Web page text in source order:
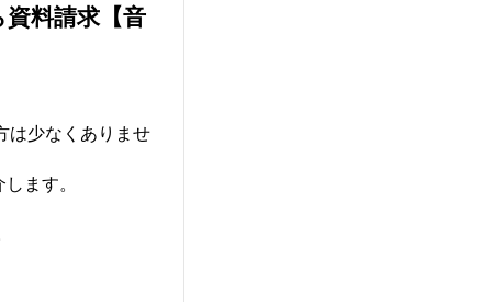
料請求【音
は少なくありませ
ます。